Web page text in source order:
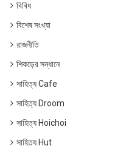
বিবিধ
বিশেষ সংখ্যা
রাজনীতি
শিকড়ের সন্ধানে
সাহিত্য Cafe
সাহিত্য Droom
সাহিত্য Hoichoi
সাহিত্য Hut